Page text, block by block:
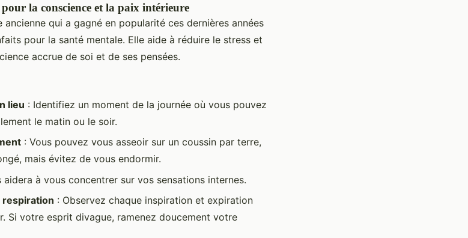
la conscience et la paix intérieure
qui a gagné en popularité ces dernières années
pour la santé mentale. Elle aide à réduire le stress et
accrue de soi et de ses pensées.
lieu : Identifiez un moment de la journée où vous pouvez
le matin ou le soir.
: Vous pouvez vous asseoir sur un coussin par terre,
mais évitez de vous endormir.
aidera à vous concentrer sur vos sensations internes.
: Observez chaque inspiration et expiration
Si votre esprit divague, ramenez doucement votre